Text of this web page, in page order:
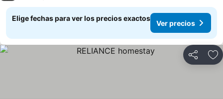
Elige fechas para ver los precios exactos
Ver precios
Compartir